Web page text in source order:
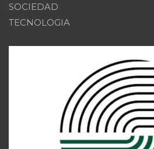
SOCIEDAD
TECNOLOGIA